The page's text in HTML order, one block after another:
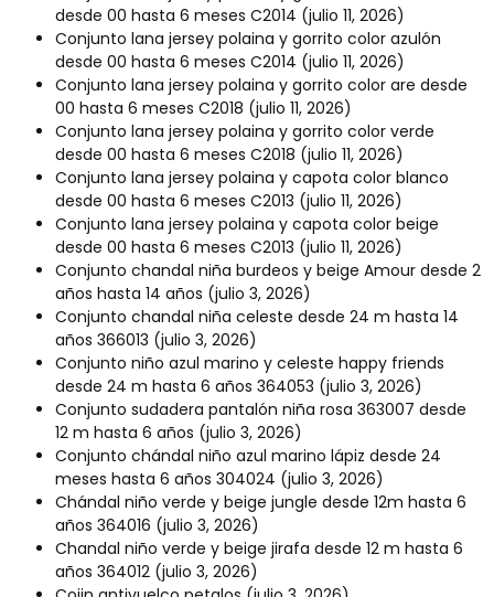
desde 00 hasta 6 meses C2014 (julio 11, 2026)
Conjunto lana jersey polaina y gorrito color azulón
desde 00 hasta 6 meses C2014 (julio 11, 2026)
Conjunto lana jersey polaina y gorrito color are desde
00 hasta 6 meses C2018 (julio 11, 2026)
Conjunto lana jersey polaina y gorrito color verde
desde 00 hasta 6 meses C2018 (julio 11, 2026)
Conjunto lana jersey polaina y capota color blanco
desde 00 hasta 6 meses C2013 (julio 11, 2026)
Conjunto lana jersey polaina y capota color beige
desde 00 hasta 6 meses C2013 (julio 11, 2026)
Conjunto chandal niña burdeos y beige Amour desde 2
años hasta 14 años (julio 3, 2026)
Conjunto chandal niña celeste desde 24 m hasta 14
años 366013 (julio 3, 2026)
Conjunto niño azul marino y celeste happy friends
desde 24 m hasta 6 años 364053 (julio 3, 2026)
Conjunto sudadera pantalón niña rosa 363007 desde
12 m hasta 6 años (julio 3, 2026)
Conjunto chándal niño azul marino lápiz desde 24
meses hasta 6 años 304024 (julio 3, 2026)
Chándal niño verde y beige jungle desde 12m hasta 6
años 364016 (julio 3, 2026)
Chandal niño verde y beige jirafa desde 12 m hasta 6
años 364012 (julio 3, 2026)